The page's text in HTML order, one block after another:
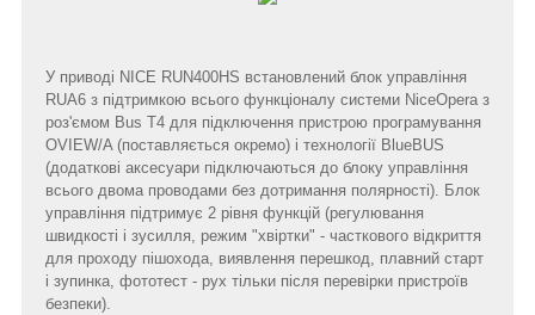
У приводі NICE RUN400HS встановлений блок управління
RUA6 з підтримкою всього функціоналу системи NiceOpera з
роз'ємом Bus T4 для підключення пристрою програмування
OVIEW/A (поставляється окремо) і технології BlueBUS
(додаткові аксесуари підключаються до блоку управління
всього двома проводами без дотримання полярності). Блок
управління підтримує 2 рівня функцій (регулювання
швидкості і зусилля, режим "хвіртки" - часткового відкриття
для проходу пішохода, виявлення перешкод, плавний старт
і зупинка, фототест - рух тільки після перевірки пристроїв
безпеки).